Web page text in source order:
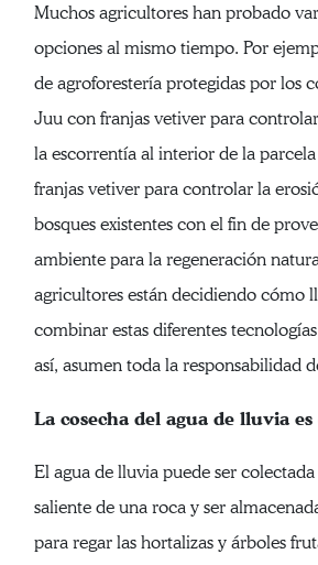
Muchos agricultores han probado
opciones al mismo tiempo. Por
de agroforestería protegidas por los
Juu con franjas vetiver para
la escorrentía al interior de la parcela
franjas vetiver para controlar la
bosques existentes con el fin de
ambiente para la regeneración
agricultores están decidiendo cómo
combinar estas diferentes
así, asumen toda la responsabilidad
La cosecha del agua de lluvia es
El agua de lluvia puede ser
saliente de una roca y ser
para regar las hortalizas y árboles